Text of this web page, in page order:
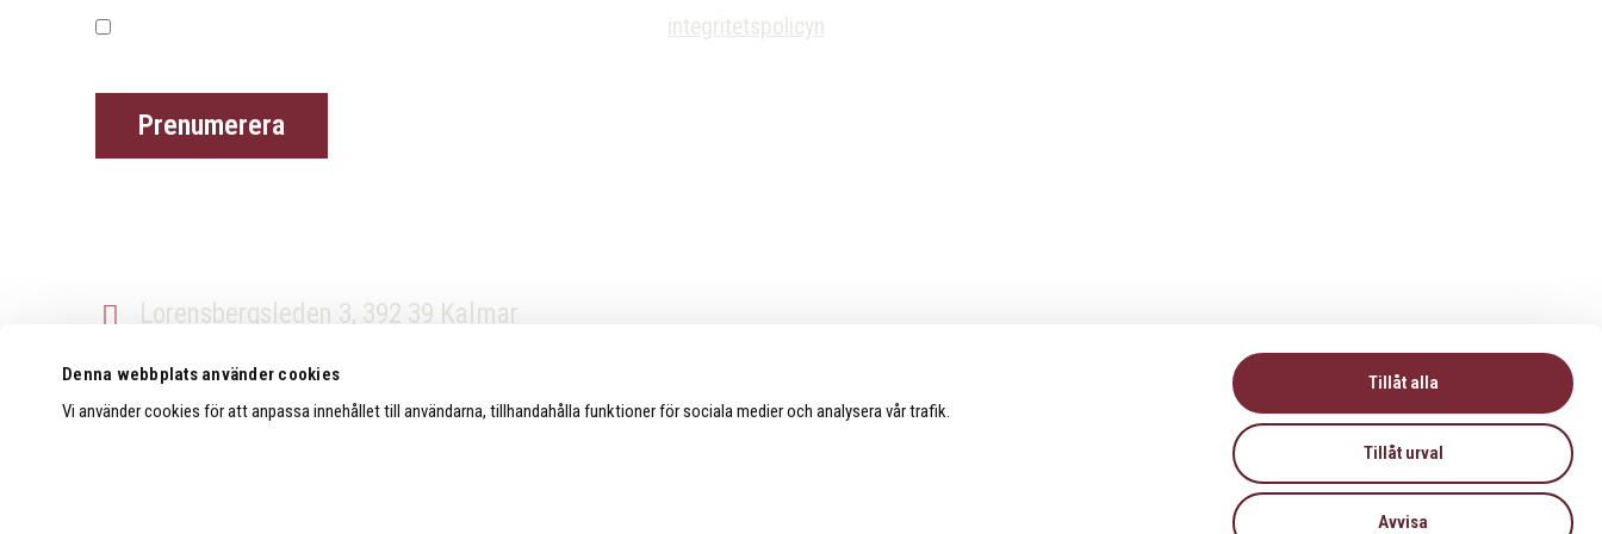
Denna webbplats använder cookies
Vi använder cookies för att anpassa innehållet till användarna, tillhandahålla funktioner för sociala medier och analysera vår trafik.
Tillåt alla
Tillåt urval
Avvisa
integritetspolicyn
Lorensbergsleden 3, 392 39 Kalmar
010-26 46 004
info@strongerperformance.se